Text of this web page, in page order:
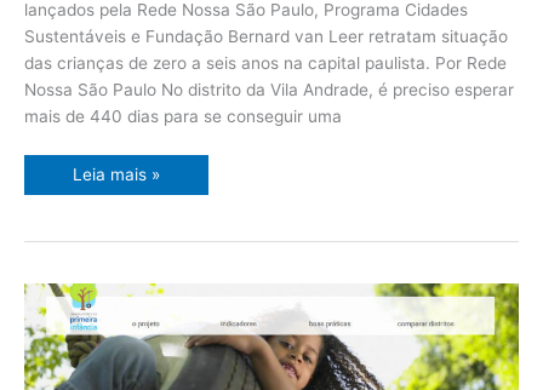
lançados pela Rede Nossa São Paulo, Programa Cidades
Sustentáveis e Fundação Bernard van Leer retratam situação
das crianças de zero a seis anos na capital paulista. Por Rede
Nossa São Paulo No distrito da Vila Andrade, é preciso esperar
mais de 440 dias para se conseguir uma
crianças
Leia mais »